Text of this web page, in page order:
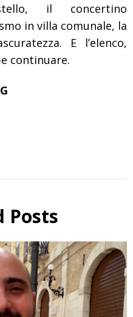
il concertino
in villa comunale, la
E l’elenco,
continuare.
Posts